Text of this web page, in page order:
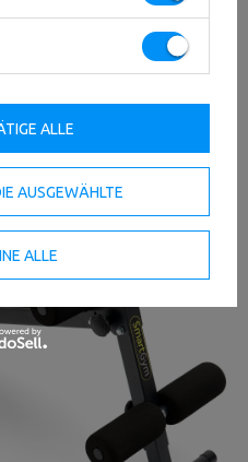
Sie sicher sein, dass SH-
zerkratzen wird.
AUSGEWÄHLTE
ALLE
ALLE